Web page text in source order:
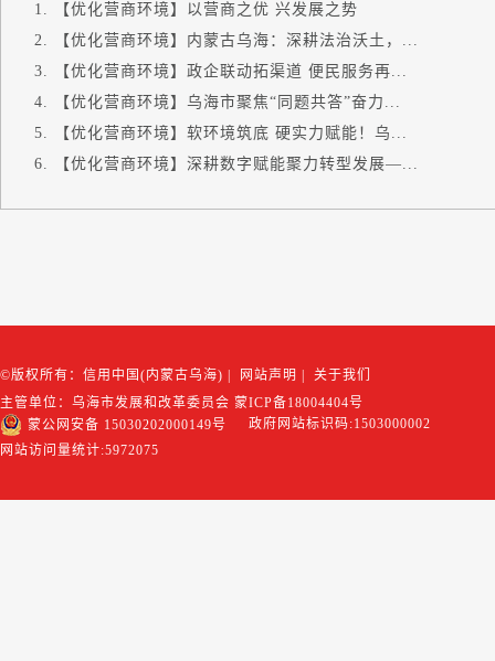
【优化营商环境】以营商之优 兴发展之势
【优化营商环境】内蒙古乌海：深耕法治沃土，...
【优化营商环境】政企联动拓渠道 便民服务再...
【优化营商环境】乌海市聚焦“同题共答”奋力...
【优化营商环境】软环境筑底 硬实力赋能！乌...
【优化营商环境】深耕数字赋能聚力转型发展—...
©版权所有：信用中国(内蒙古乌海) 网站声明
关于我们
主管单位：乌海市发展和改革委员会 蒙ICP备18004404号
蒙公网安备 15030202000149号
政府网站标识码:1503000002
网站访问量统计:5972075